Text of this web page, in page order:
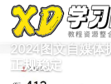
2024图文自媒体
正规稳定